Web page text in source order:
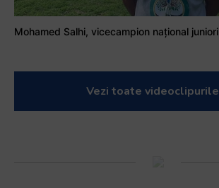
Vezi toate videoclipurile